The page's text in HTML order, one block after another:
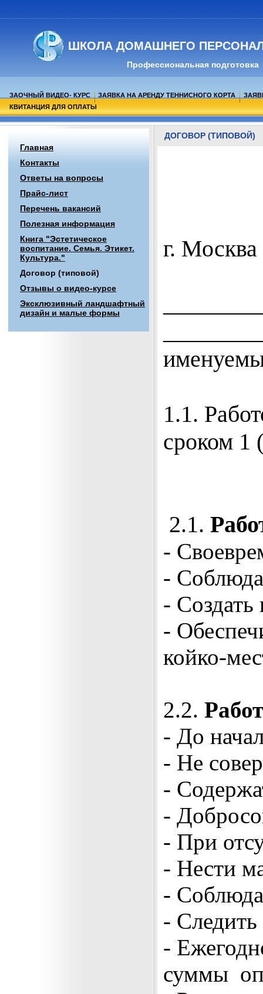
ШКОЛА ДОМАШНЕГО
Профессиональная подготовка
ЗАОЧНЫЙ ВИДЕО- КУРС ЗАЯВКА НА АРЕНДУ ТЕННИСНОГО КОРТА
КВИТАНЦИЯ ДЛЯ ОПЛАТЫ
Главная
Контакты
Ответы на вопросы
Прайс-лист
Перечень вакансий
Полезная информация
Книга "Эстетическое
воспитание. Семья. Этикет.
Культура."
Договор (типовой)
Отзывы о видео-курсе
Эксклюзивный ландшафтный
дизайн и малые формы
ДОГОВОР (ТИПОВОЙ)
г.
1.1.
сроком 1
2.1.
-
-
-
-
койко-
2.2.
- До
- Не
-
-
- При
- Нести
-
-
-
суммы